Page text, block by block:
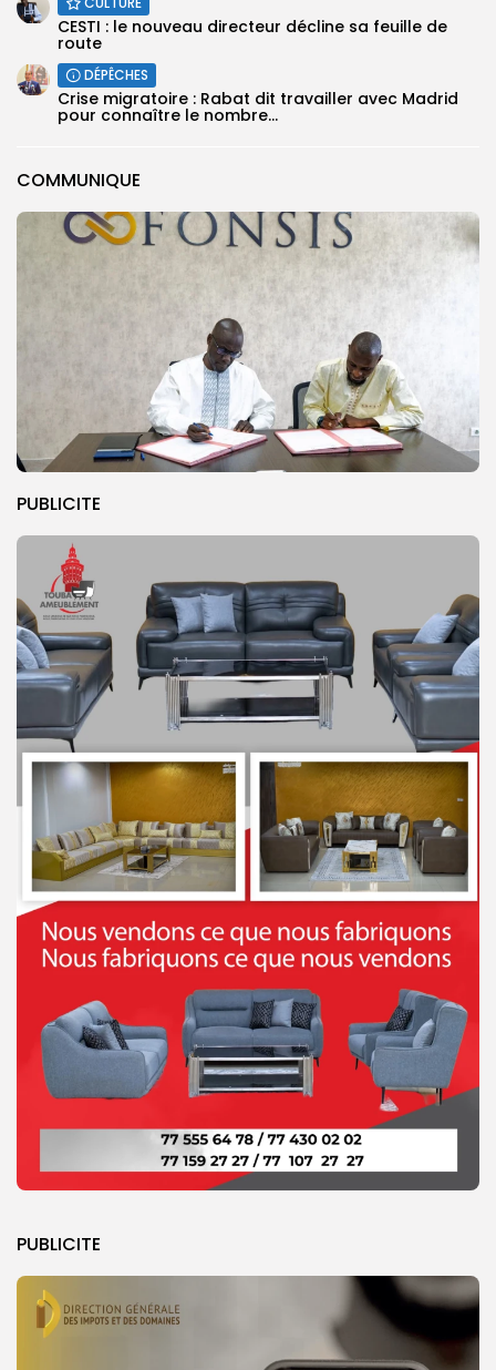
COMMUNIQUE
PUBLICITE
PUBLICITE
CESTI : le nouveau directeur décline sa feuille de
route
DÉPÊCHES
Crise migratoire : Rabat dit travailler avec Madrid
pour connaître le nombre...